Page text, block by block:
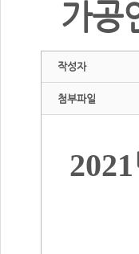
가공
작성자
첨부파일
2021